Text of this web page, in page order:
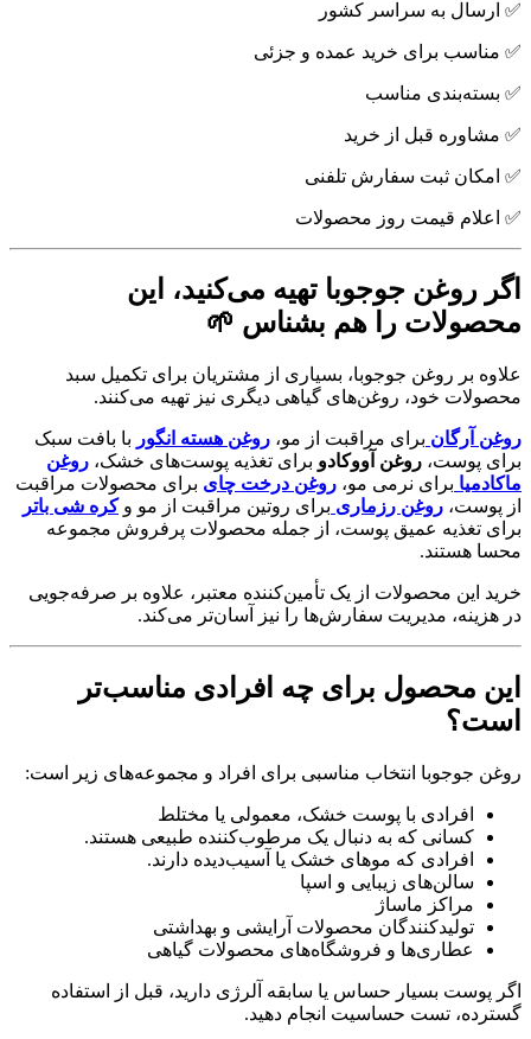
✅ ارسال به سراسر کشور
✅ مناسب برای خرید عمده و جزئی
✅ بسته‌بندی مناسب
✅ مشاوره قبل از خرید
✅ امکان ثبت سفارش تلفنی
✅ اعلام قیمت روز محصولات
اگر روغن جوجوبا تهیه می‌کنید، این
محصولات را هم بشناس 🌱
علاوه بر روغن جوجوبا، بسیاری از مشتریان برای تکمیل سبد
محصولات خود، روغن‌های گیاهی دیگری نیز تهیه می‌کنند.
روغن آرگان برای مراقبت از مو، روغن هسته انگور با بافت سبک
برای پوست، روغن آووکادو برای تغذیه پوست‌های خشک، روغن
ماکادمیا برای نرمی مو، روغن درخت چای برای محصولات مراقبت
از پوست، روغن رزماری برای روتین مراقبت از مو وکره شی باتر
برای تغذیه عمیق پوست، از جمله محصولات پرفروش مجموعه
محسا هستند.
خرید این محصولات از یک تأمین‌کننده معتبر، علاوه بر صرفه‌جویی
در هزینه، مدیریت سفارش‌ها را نیز آسان‌تر می‌کند.
این محصول برای چه افرادی مناسب‌تر
است؟
روغن جوجوبا انتخاب مناسبی برای افراد و مجموعه‌های زیر است:
افرادی با پوست خشک، معمولی یا مختلط
کسانی که به دنبال یک مرطوب‌کننده طبیعی هستند.
افرادی که موهای خشک یا آسیب‌دیده دارند.
سالن‌های زیبایی و اسپا
مراکز ماساژ
تولیدکنندگان محصولات آرایشی و بهداشتی
عطاری‌ها و فروشگاه‌های محصولات گیاهی
اگر پوست بسیار حساس یا سابقه آلرژی دارید، قبل از استفاده
گسترده، تست حساسیت انجام دهید.